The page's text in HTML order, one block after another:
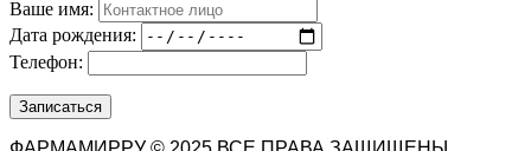
Ваше имя:
Дата рождения:
Телефон: